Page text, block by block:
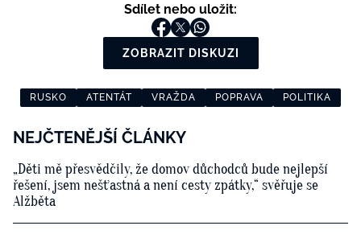
Sdílet nebo uložit:
ZOBRAZIT DISKUZI
RUSKO ATENTÁT VRAŽDA POPRAVA POLITIKA
NEJČTENĚJŠÍ ČLÁNKY
„Děti mě přesvědčily, že domov důchodců bude nejlepší
řešení, jsem nešťastná a není cesty zpátky,“ svěřuje se
Alžběta